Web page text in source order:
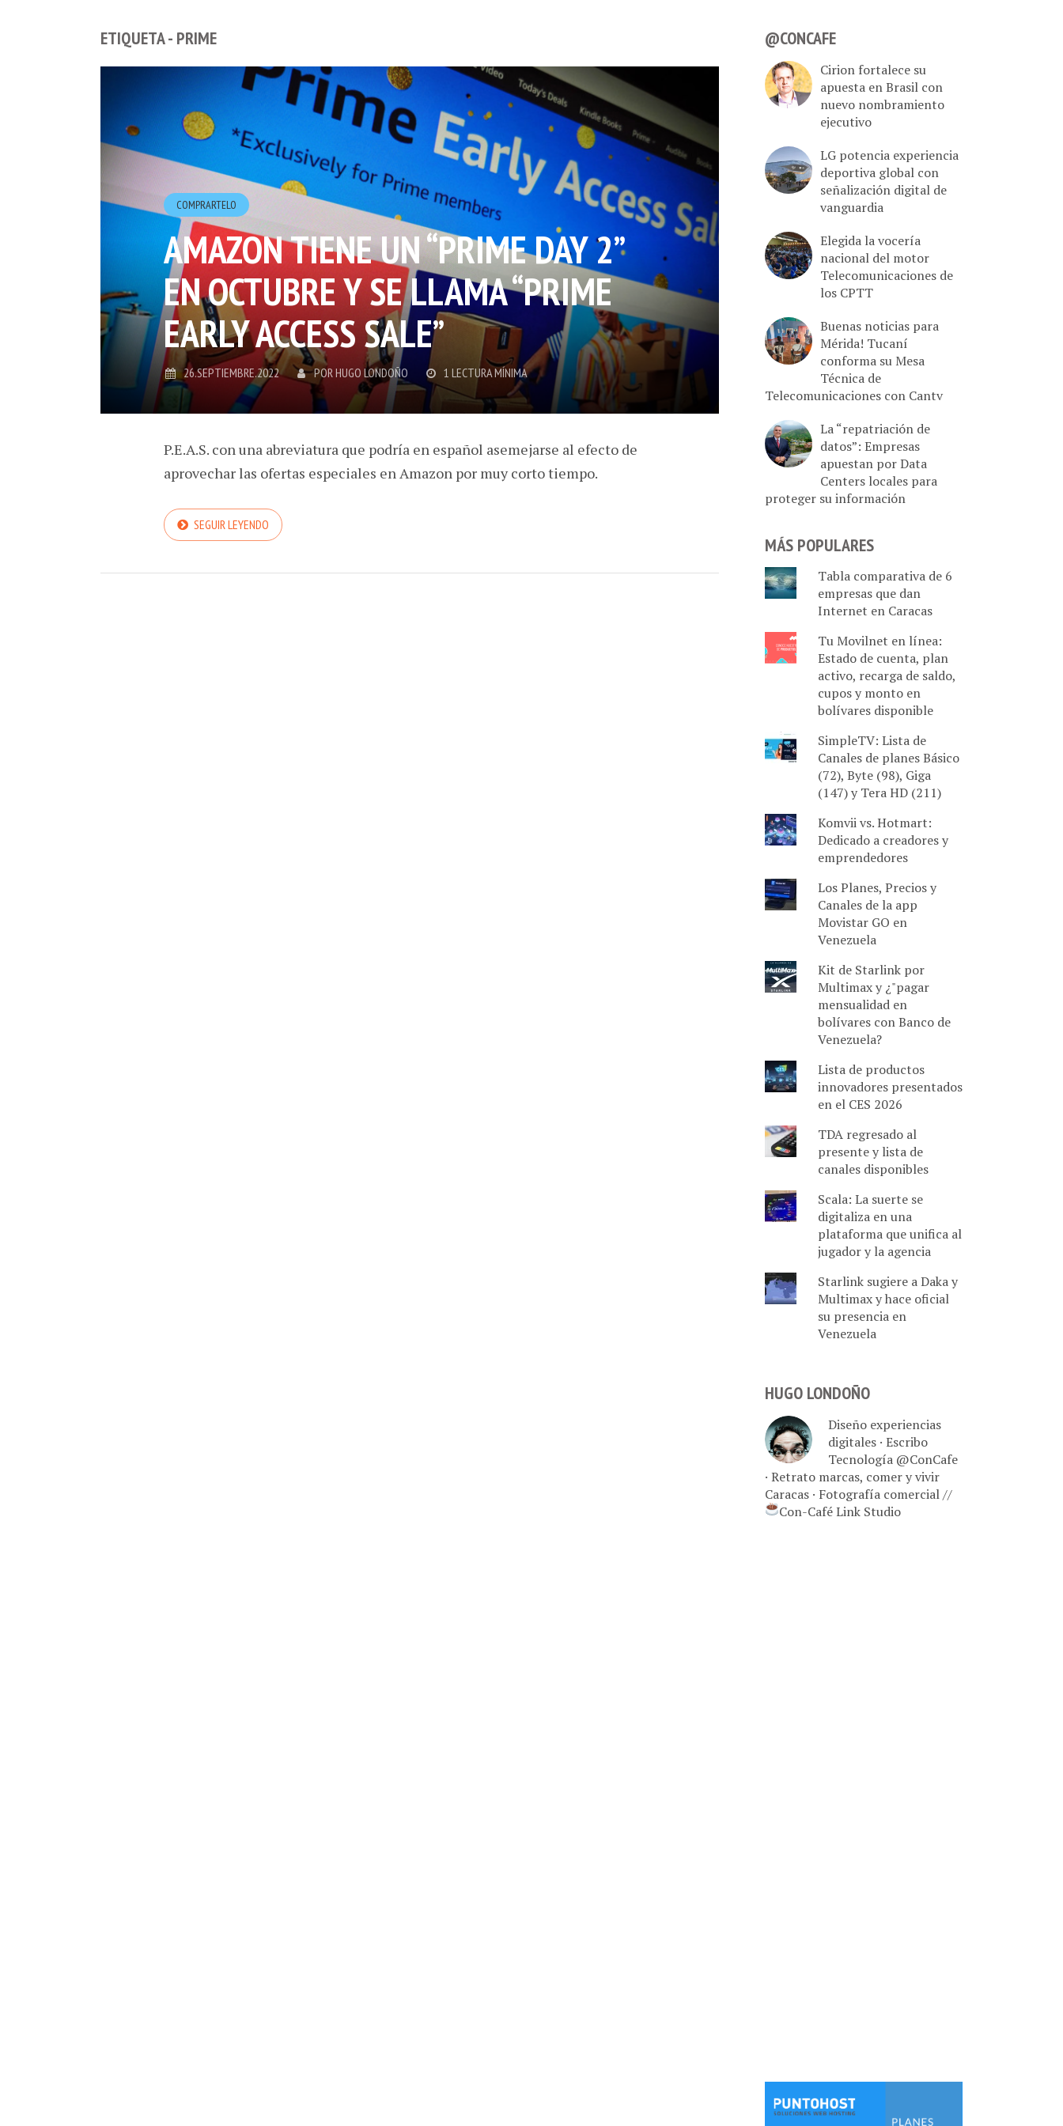
ETIQUETA - PRIME
COMPRARTELO
AMAZON TIENE UN “PRIME DAY 2”
EN OCTUBRE Y SE LLAMA “PRIME
EARLY ACCESS SALE”
26.SEPTIEMBRE.2022 PORHUGO LONDOÑO 1 LECTURA MÍNIMA
P.E.A.S. con una abreviatura que podría en español asemejarse al efecto de
aprovechar las ofertas especiales en Amazon por muy corto tiempo.
SEGUIR LEYENDO
@CONCAFE
Cirion fortalece su
apuesta en Brasil con
nuevo nombramiento
ejecutivo
LG potencia experiencia
deportiva global con
señalización digital de
vanguardia
Elegida la vocería
nacional del motor
Telecomunicaciones de
los CPTT
Buenas noticias para
Mérida! Tucaní
conforma su Mesa
Técnica de
Telecomunicaciones con Cantv
La “repatriación de
datos”: Empresas
apuestan por Data
Centers locales para
proteger su información
MÁS POPULARES
Tabla comparativa de 6
empresas que dan
Internet en Caracas
Tu Movilnet en línea:
Estado de cuenta, plan
activo, recarga de saldo,
cupos y monto en
bolívares disponible
SimpleTV: Lista de
Canales de planes Básico
(72), Byte (98), Giga
(147) y Tera HD (211)
Komvii vs. Hotmart:
Dedicado a creadores y
emprendedores
Los Planes, Precios y
Canales de la app
Movistar GO en
Venezuela
Kit de Starlink por
Multimax y ¿"pagar
mensualidad en
bolívares con Banco de
Venezuela?
Lista de productos
innovadores presentados
en el CES 2026
TDA regresado al
presente y lista de
canales disponibles
Scala: La suerte se
digitaliza en una
plataforma que unifica al
jugador y la agencia
Starlink sugiere a Daka y
Multimax y hace oficial
su presencia en
Venezuela
HUGO LONDOÑO
Diseño experiencias
digitales · Escribo
Tecnología @ConCafe
· Retrato marcas, comer y vivir
Caracas · Fotografía comercial //
Con-Café Link Studio